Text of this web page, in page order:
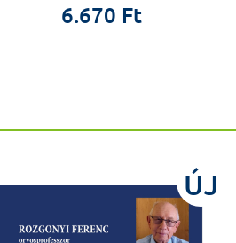
6.670 Ft
ÚJ